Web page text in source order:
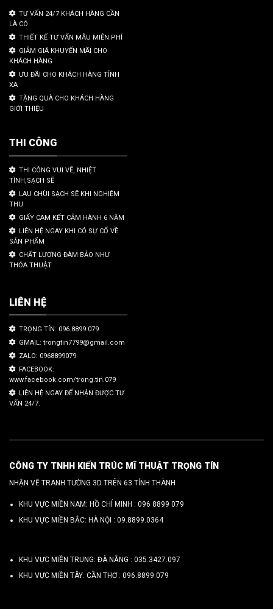
TƯ VẤN 24/7 KHÁCH HÀNG CẦN
LÀ CÓ
THIẾT KẾ TƯ VẤN MẪU MIỄN PHÍ
GIẢM GIÁ KHUYẾN MÃI CHO
KHÁCH HÀNG
ƯU ĐÃI CHO KHÁCH HÀNG TỈNH
XA
TẶNG QUÀ CHO KHÁCH HÀNG
GIỚI THIỆU
THI CÔNG
THI CÔNG VUI VẼ, NHIỆT
TÌNH,SẠCH SẼ
LAU CHÙI SẠCH SẼ KHI NGHIỆM
THU
GIẤY CAM KẾT CẢM HÀNH 6 NĂM
LIÊN HỆ NGAY KHI CÓ SỰ CỐ VỀ
SẢN PHẨM
CHẤT LƯỢNG ĐÀM BẢO NHƯ
THỎA THUẬT
LIÊN HỆ
TRỌNG TÍN: 096.8899.079
GMAIL: trongtin7799@gmail.com
ZALO: 0968899079
FACEBOOK:
www.facebook.com/trong.tin.079
LIÊN HỆ NGAY ĐỂ NHẬN ĐƯỢC TƯ
VẤN 24/7.
CÔNG TY TNHH KIẾN TRÚC MĨ THUẬT TRỌNG TÍN
NHẬN VẼ TRANH TƯỜNG 3D TRÊN 63 TỈNH THÀNH
KHU VỰC MIỀN NAM: HỒ CHÍ MINH : 096 8899 079
KHU VỰC MIỀN BẮC: HÀ NỘI : 09.8899.0364
KHU VỰC MIỀN TRUNG: ĐÀ NẴNG : 035.3427.097
KHU VỰC MIỀN TÂY: CẦN THƠ : 096.8899.079